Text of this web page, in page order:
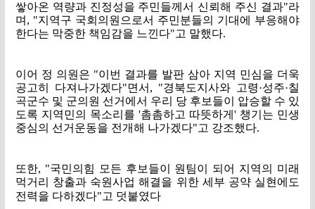
쌓아온 역량과 진정성을 주민들께서 신뢰해 주신 결과"라
며 , "지역구 국회의원으로서 주민분들의 기대에 부응해야
한다는 막중한 책임감을 느낀다"고 말했다.
이어 정 의원은 "이번 결과를 발판 삼아 지역 민심을 더욱
공고히 다져나가겠다"면서 , "경북도지사와 고령·성주·칠
곡군수 및 군의원 선거에서 우리 당 후보들이 압승할 수 있
도록 지역민의 목소리를 '촘촘하고 따뜻하게 ' 챙기는 민생
중심의 선거운동을 전개해 나가겠다"고 강조했다.
또한, "국민의힘 모든 후보들이 원팀이 되어 지역의 미래
먹거리 창출과 숙원사업 해결을 위한 세부 공약 실현에도
전력을 다하겠다"고 덧붙였다